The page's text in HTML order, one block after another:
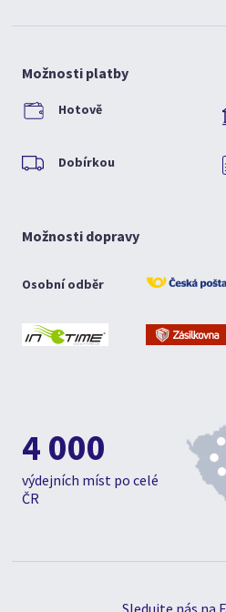
Možnosti platby
Hotově
Dobírkou
Možnosti dopravy
Osobní odběr
4 000
výdejních míst po celé
ČR
Sledujte nás na